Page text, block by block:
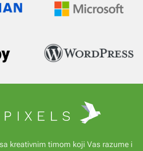
kreativnim timom koji Vas razume i